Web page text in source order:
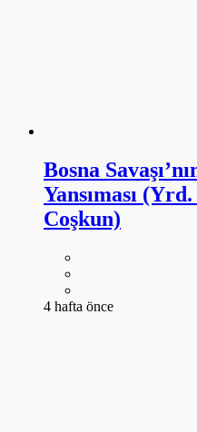
Bosna
Yansıması
Coşkun)
4 hafta önce